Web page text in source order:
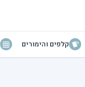
קלפים והימורים